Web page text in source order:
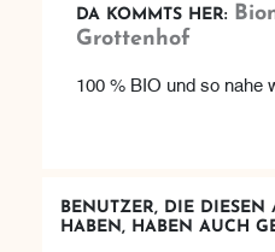
DA KOMMTS HER:
Grottenhof
100 % BIO und so nahe
BENUTZER, DIE DIESEN
HABEN, HABEN AUCH